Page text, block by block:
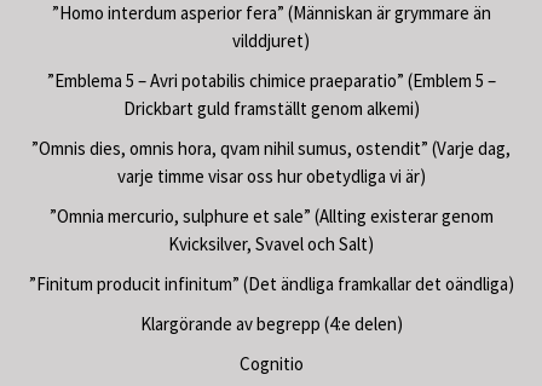
”Homo interdum asperior fera” (Människan är grymmare än
vilddjuret)
”Emblema 5 – Avri potabilis chimice praeparatio” (Emblem 5 –
Drickbart guld framställt genom alkemi)
”Omnis dies, omnis hora, qvam nihil sumus, ostendit” (Varje dag,
varje timme visar oss hur obetydliga vi är)
”Omnia mercurio, sulphure et sale” (Allting existerar genom
Kvicksilver, Svavel och Salt)
”Finitum producit infinitum” (Det ändliga framkallar det oändliga)
Klargörande av begrepp (4:e delen)
Cognitio